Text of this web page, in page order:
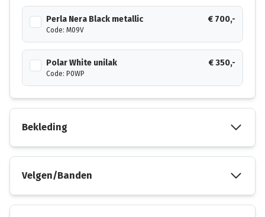
Perla Nera Black metallic
Code: M09V
€ 700,-
Polar White unilak
Code: P0WP
€ 350,-
Bekleding
Velgen/Banden